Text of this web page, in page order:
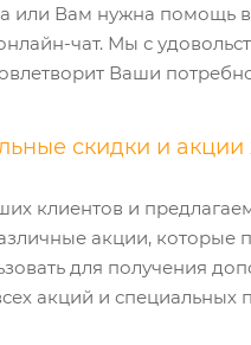
или Вам нужна помощь в
чат. Мы с
Ваши
скидки и акции
клиентов и
акции,
для получения
акций и специальных